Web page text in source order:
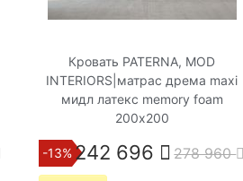
Кровать PATERNA, MOD
INTERIORS|матрас дрема maxi
мидл латекс memory foam
200х200
-13%242 696 278 960